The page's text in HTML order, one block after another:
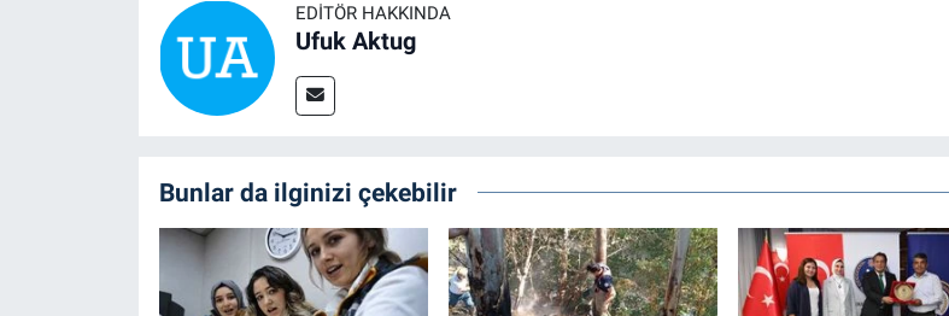
EDITÖR HAKKINDA
Ufuk Aktug
Bunlar da ilginizi çekebilir